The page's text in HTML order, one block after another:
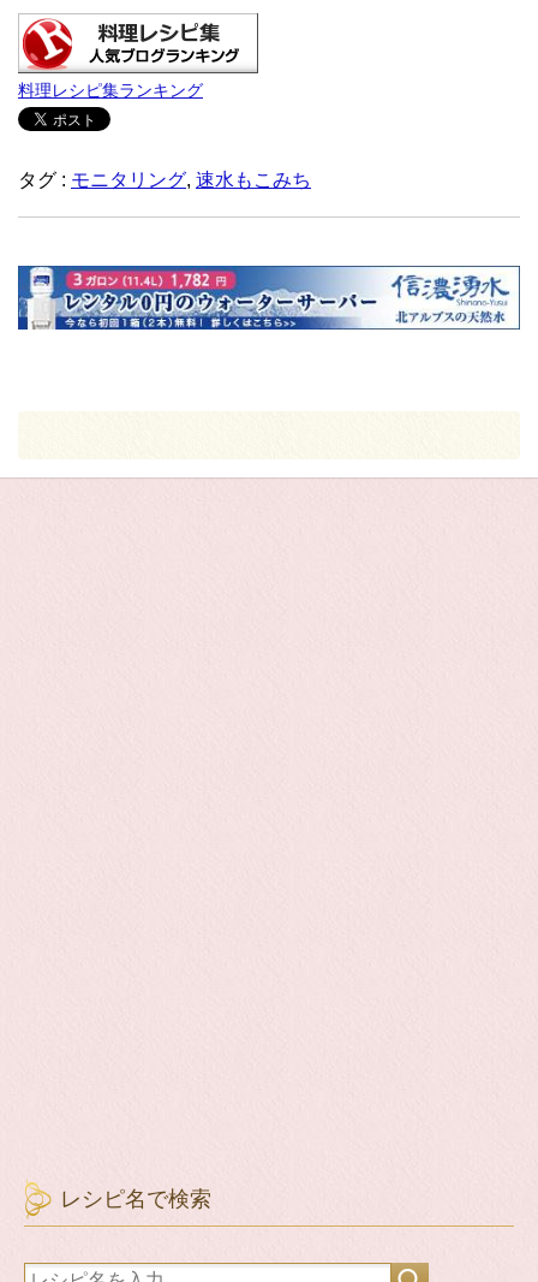
料理レシピ集ランキング
タグ : モニタリング, 速水もこみち
レシピ名で検索